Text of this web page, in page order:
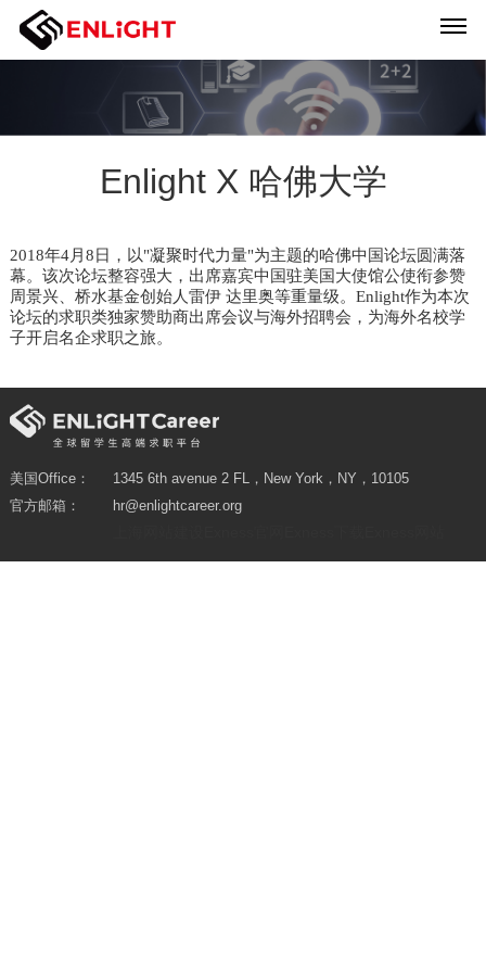
Enlight X 哈佛大学
2018年4月8日，以"凝聚时代力量"为主题的哈佛中国论坛圆满落
幕。该次论坛整容强大，出席嘉宾中国驻美国大使馆公使衔参赞
周景兴、桥水基金创始人雷伊 达里奥等重量级。Enlight作为本次
论坛的求职类独家赞助商出席会议与海外招聘会，为海外名校学
子开启名企求职之旅。
美国Office：
1345 6th avenue 2 FL，New York，NY，10105
官方邮箱：
hr@enlightcareer.org